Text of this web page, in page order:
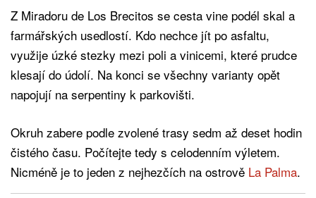
Z Miradoru de Los Brecitos se cesta vine podél skal a
farmářských usedlostí. Kdo nechce jít po asfaltu,
využije úzké stezky mezi poli a vinicemi, které prudce
klesají do údolí. Na konci se všechny varianty opět
napojují na serpentiny k parkovišti.
Okruh zabere podle zvolené trasy sedm až deset hodin
čistého času. Počítejte tedy s celodenním výletem.
Nicméně je to jeden z nejhezčích na ostrově La Palma.